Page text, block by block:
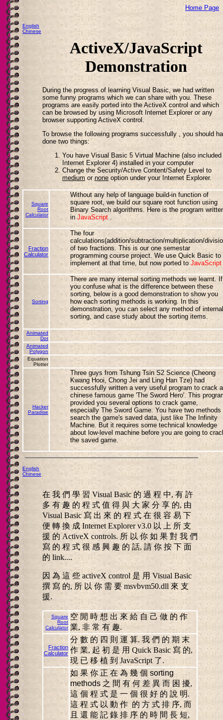
Home Page
English
Chinese
ActiveX/JavaScript
Demonstration
During the progress of learning Visual Basic, we had written
some funny programs which we can share with you. These
programs are easily ported into the ActiveX control and which
can be browsed by using Microsoft Internet Explorer or any
browser supporting ActiveX control.
To browse the following programs successfully , you should
done two things:
You have Visual Basic 5 Virtual Machine (also included
Internet Explorer 4) installed in your computer
Change the Security/Active Content/Safety Level to
medium ornone option under your Internet Explorer.
Square
Root
Calculator
Without any help of language build-in function of
square root, we build our square root function using
Binary Search algorithms. Here is the program
inJavaScript .
Fraction
Calculator
The four
calculations(addition/subtraction/multiplication/
of two fractions. This is our one semestar
programming course project. We use Quick Basic to
implement at that time, but now ported toJavaScript
Sorting
There are many internal sorting methods we learnt. If
you confuse what is the difference between these
sorting, below is a good demonstration to show you
how each sorting methods is working. In this
demonstration, you can select any method of internal
sorting, and case study about the sorting items.
Animated
Dot
Animated
Polygon
Equation
Plotter
Hacker
Paradise
Three guys from Tshung Tsin S2 Science (Cheong
Kwang Hooi, Chong Jei and Ling Han Tze) had
successfully written a very useful program to crack a
chinese famous game 'The Sword Hero'. This
provided you several options to crack game,
especially The Sword Game. You have two methods
search the game's saved data, just like The Infinity
Machine. But it requires some technical knowledge
about low-level machine before you are going to
the saved game.
English
Chinese
在 我 們 學 習 Visual Basic 的 過 程 中, 有 許
多 有 趣 的 程 式 值 得 與 大 家 分 享 的, 由
Visual Basic 寫 出 來 的 程 式 在 很 容 易 下
便 轉 換 成 Internet Explorer v3.0 以 上 所 支
援 的 ActiveX controls. 所 以 你 如 果 對 我 們
寫 的 程 式 很 感 興 趣 的 話, 請 你 按 下 面
的 link....
因 為 這 些 activeX control 是 用 Visual Basic
撰 寫 的, 所 以 你 需 要 msvbvm50.dll 來 支
援.
Square
Root
Calculator
空 閒 時 想 出 來 給 自 己 做 的 作
業, 非 常 有 趣.
Fraction
Calculator
分 數 的 四 則 運 算. 我 們 的 期 末
作 業, 起 初 是 用 Quick Basic 寫 的,
現 已 移 植 到 JavaScript 了.
如 果 你 正 在 為 幾 個 sorting
methods 之 間 有 何 差 異 而 困 擾,
這 個 程 式 是 一 個 很 好 的 說 明.
這 程 式 以 動 作 的 方 式 排 序, 而
且 還 能 記 錄 排 序 的 時 間 長 短,